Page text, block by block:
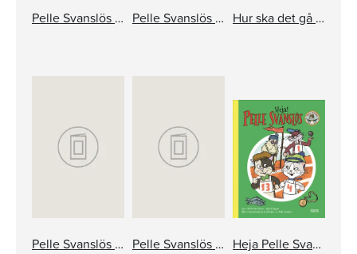
Pelle Svanslös skola. Sjukdomar, virus och att tvätta händerna Pelle Svanslös hjälper till Hur ska det gå för Pelle Svanslös?
Pelle Svanslös och taxen Max Pelle Svanslös i skolan Heja Pelle Svanslös